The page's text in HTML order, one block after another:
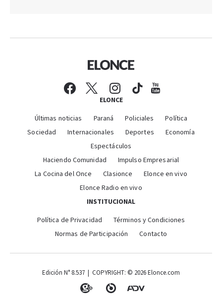
ELONCE
Últimas noticias Paraná Policiales
Política
Sociedad
Internacionales Deportes
Economía
Espectáculos
Haciendo Comunidad
Impulso Empresarial
La Cocina del Once
Clasionce
Elonce en vivo
Elonce Radio en vivo
INSTITUCIONAL
Política de Privacidad
Términos y Condiciones
Normas de Participación
Contacto
Edición N° 8.537 | COPYRIGHT: © 2026 Elonce.com